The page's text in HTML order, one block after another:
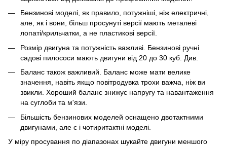
Бензинові моделі, як правило, потужніші, ніж електричні,
але, як і вони, більш просунуті версії мають металеві
лопаті/крильчатки, а не пластикові версії.
Розмір двигуна та потужність важливі. Бензинові ручні
садові пилососи мають двигуни від 20 до 30 куб. Див.
Баланс також важливий. Баланс може мати велике
значення, навіть якщо повітродувка трохи важча, ніж ви
звикли. Хороший баланс знижує напругу та навантаження
на суглоби та м'язи.
Більшість бензинових моделей оснащено двотактними
двигунами, але є і чотиритактні моделі.
У міру просування по діапазонах шукайте двигуни меншого